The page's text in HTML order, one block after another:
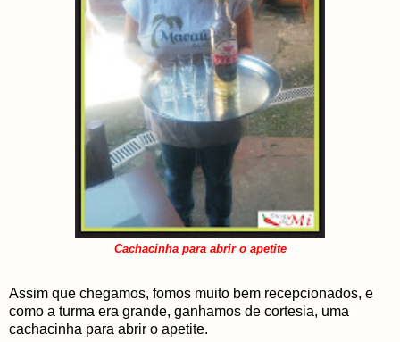
Cachacinha para abrir o apetite
Assim que chegamos, fomos muito bem recepcionados, e
como a turma era grande, ganhamos de cortesia, uma
cachacinha para abrir o apetite.